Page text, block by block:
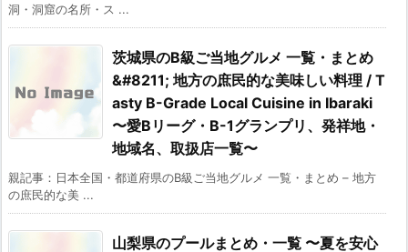
洞・洞窟の名所・ス ...
茨城県のB級ご当地グルメ 一覧・まとめ
&#8211; 地方の庶民的な美味しい料理 / T
asty B-Grade Local Cuisine in Ibaraki
〜愛Bリーグ・B-1グランプリ、発祥地・
地域名、取扱店一覧〜
親記事：日本全国・都道府県のB級ご当地グルメ 一覧・まとめ – 地方
の庶民的な美 ...
山梨県のプールまとめ・一覧 〜夏を安心